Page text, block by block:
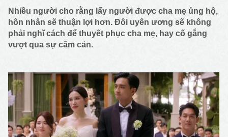
Nhiều người cho rằng lấy người được cha mẹ ủng hộ,
hôn nhân sẽ thuận lợi hơn. Đôi uyên ương sẽ không
phải nghĩ cách để thuyết phục cha mẹ, hay cố gắng
vượt qua sự cấm cản.